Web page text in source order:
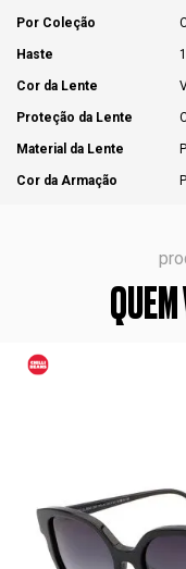
Por Coleção
Haste
Cor da Lente
Proteção da Lente
Material da Lente
Cor da Armação